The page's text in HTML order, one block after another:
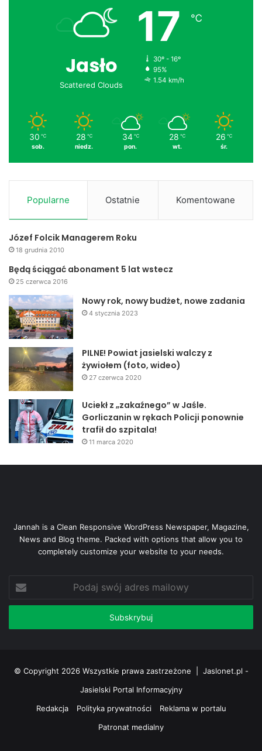
Jasło
Scattered Clouds
17 ℃
30º - 16º
95%
1.54 km/h
30 ℃
sob.
28 ℃
niedz.
34 ℃
pon.
28 ℃
wt.
26 ℃
śr.
Popularne Ostatnie Komentowane
Józef Folcik Managerem Roku
18 grudnia 2010
Będą ściągać abonament 5 lat wstecz
25 czerwca 2016
Nowy rok, nowy budżet, nowe zadania
4 stycznia 2023
PILNE! Powiat jasielski walczy z
żywiołem (foto, wideo)
27 czerwca 2020
Uciekł z „zakaźnego” w Jaśle.
Gorliczanin w rękach Policji ponownie
trafił do szpitala!
11 marca 2020
Jannah is a Clean Responsive WordPress Newspaper, Magazine,
News and Blog theme. Packed with options that allow you to
completely customize your website to your needs.
swój
adres
© Copyright 2026 Wszystkie prawa zastrzeżone | Jaslonet.pl -
Jasielski Portal Informacyjny
Redakcja
Polityka prywatności
Reklama w portalu
Patronat medialny